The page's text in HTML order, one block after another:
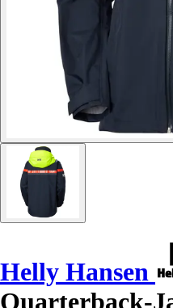
Helly Hansen
Quarterback-